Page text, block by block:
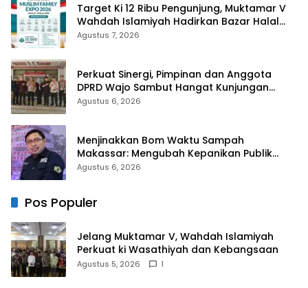
Target Ki 12 Ribu Pengunjung, Muktamar V
Wahdah Islamiyah Hadirkan Bazar Halal
dan Muslim Family Expo 2026
Agustus 7, 2026
Perkuat Sinergi, Pimpinan dan Anggota
DPRD Wajo Sambut Hangat Kunjungan
Silaturahmi Kapolres Wajo yang Baru
Agustus 6, 2026
Menjinakkan Bom Waktu Sampah
Makassar: Mengubah Kepanikan Publik
Menjadi Revolusi Berbasis RT
Agustus 6, 2026
Pos Populer
Jelang Muktamar V, Wahdah Islamiyah
Perkuat ki Wasathiyah dan Kebangsaan
Agustus 5, 2026 1